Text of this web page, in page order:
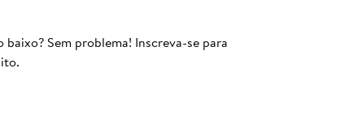
Sem problema! Inscreva-se para